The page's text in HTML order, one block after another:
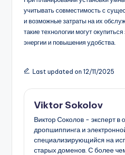
учитывать совместимость с
и возможные затраты на их
такие технологии могут
энергии и повышения удобства.
Last updated on 12/11/2025
Viktor Sokolov
Виктор Соколов - эксперт в
дропшиппинга и
специализирующийся на
старых доменов. С более